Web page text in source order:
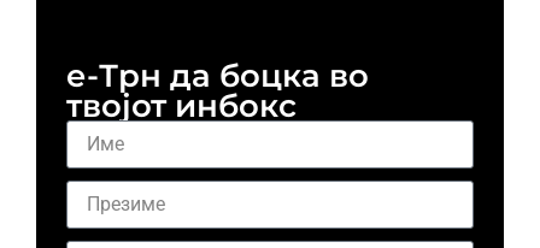
е-Трн да боцка во
твојот инбокс